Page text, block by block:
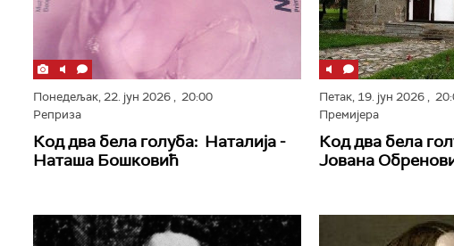
Понедељак,22. јун 2026, 20:00
Реприза
Код два бела голуба: Наталија -
Наташа Бошковић
Петак, 19. јун 2026,
Премијера
Код два бела
Јована